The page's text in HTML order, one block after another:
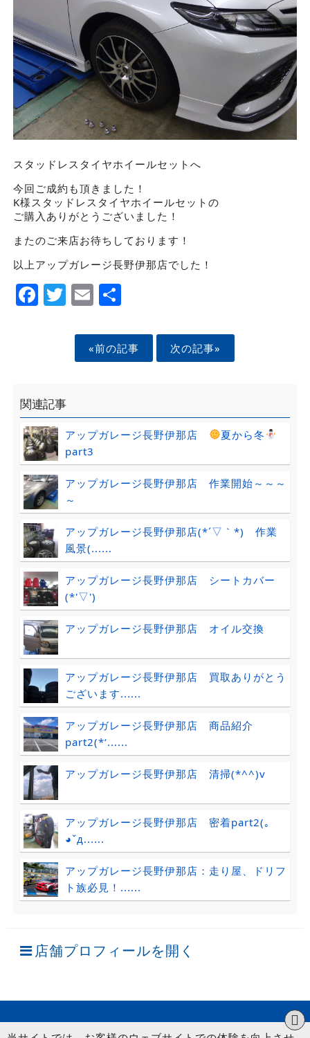
スタッドレスタイヤホイールセットへ
今回ご成約も頂きました！
K様スタッドレスタイヤホイールセットの
ご購入ありがとうございました！
またのご来店お待ちしております！
以上アップガレージ長野伊那店でした！
Facebook
Twitter
EmailShare
«前の記事 次の記事»
関連記事
アップガレージ長野伊那店
夏から冬
part3
アップガレージ長野伊那店 作業開始～～～
～
アップガレージ長野伊那店(*´▽｀*) 作業
風景(......
アップガレージ長野伊那店 シートカバー
(*'▽')
アップガレージ長野伊那店 オイル交換
アップガレージ長野伊那店 買取ありがとう
ございます......
アップガレージ長野伊那店 商品紹介
part2(*‘......
アップガレージ長野伊那店 清掃(*^^)v
アップガレージ長野伊那店 密着part2(｡
◕ˇд......
アップガレージ長野伊那店：走り屋、ドリフ
ト族必見！......
店舗プロフィールを開く